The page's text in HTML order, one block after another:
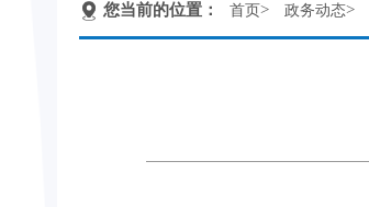
您当前的位置： 首页> 政务动态>